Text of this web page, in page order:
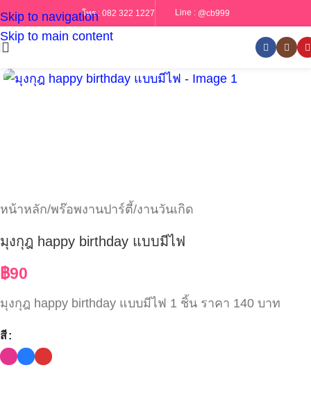
Skip to navigation
Skip to main content
โทร : 082 322 1227 Line : @cb999
หน้าหลัก/พร๊อพงานปาร์ตี้/งานวันเกิด
มุงกุฎ happy birthday แบบมีไฟ
฿90
มุงกุฎ happy birthday แบบมีไฟ 1 ชิ้น ราคา 140 บาท
สี